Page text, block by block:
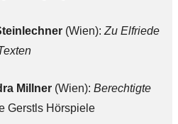
(Wien): Zu Elfriede
Millner(Wien): Berechtigte
Gerstls Hörspiele